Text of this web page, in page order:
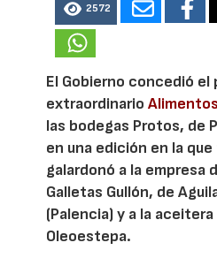
2572
El Gobierno concedió el
extraordinario
las bodegas Protos, de
en una edición en la
galardonó a la empresa
Galletas Gullón, de
(Palencia) y a la
Oleoestepa.